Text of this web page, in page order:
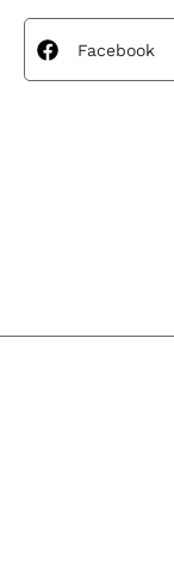
Facebook